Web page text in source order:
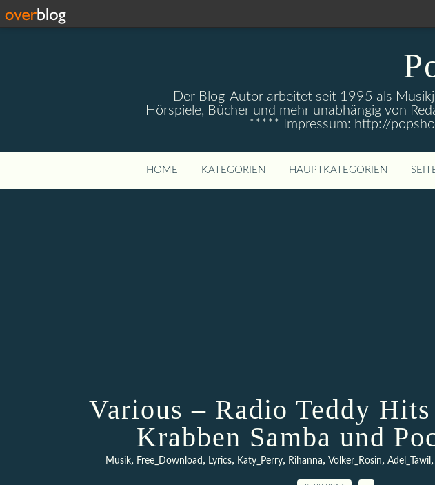
Der Blog-Autor arbeitet seit 1995 als
Hörspiele, Bücher und mehr unabhängig von
***** Impressum: http://
HOME KATEGORIEN HAUPTKATEGORIEN
Various – Radio Teddy
Krabben Samba und
Musik, Free_Download , Lyrics, Katy_Perry, Rihanna, Volker_Rosin, Adel_Tawil,